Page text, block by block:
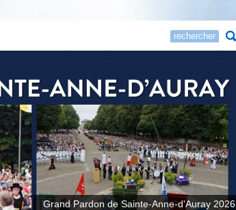
Grand Pardon de Sainte-Anne-d'Auray 2026